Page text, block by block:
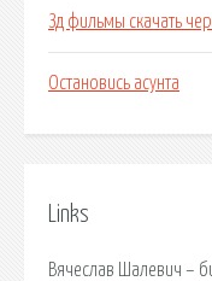
Зд фильмы скачать
Остановись асунта
Links
Вячеслав Шалевич –